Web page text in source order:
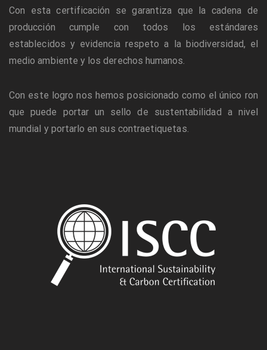
Con esta certificación se garantiza que la cadena de
producción cumple con todos los estándares
establecidos y evidencia respeto a la biodiversidad, el
medio ambiente y los derechos humanos.
Con este logro nos hemos posicionado como el único ron
que puede portar un sello de sustentabilidad a nivel
mundial y portarlo en sus contraetiquetas.